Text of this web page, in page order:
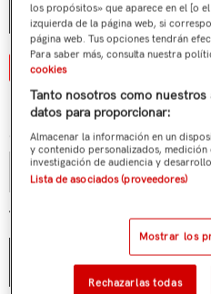
S
M L XL XXL
¿Tienes alguna duda?
Cantidad:
Total parcial: €9,90
AÑADIR AL
los propósitos» que aparece en el [o
izquierda de la página web, si
página web. Tus opciones tendrán
Para saber más, consulta nuestra
cookies
Tanto nosotros como
datos para proporcionar:
Almacenar la información en un
y contenido personalizados,
investigación de audiencia y
Lista de asociados (proveedores)
Mostrar los
Rechazarlas todas